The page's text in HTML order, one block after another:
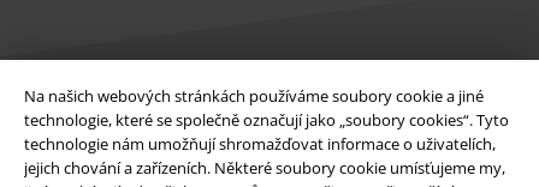
Na našich webových stránkách používáme soubory cookie a jiné
technologie, které se společně označují jako „soubory cookies“. Tyto
technologie nám umožňují shromažďovat informace o uživatelích,
jejich chování a zařízeních. Některé soubory cookie umísťujeme my,
Právní informace
Podmínky